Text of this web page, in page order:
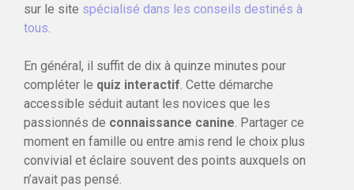
sur le site spécialisé dans les conseils destinés à
tous.
En général, il suffit de dix à quinze minutes pour
compléter le quiz interactif. Cette démarche
accessible séduit autant les novices que les
passionnés de connaissance canine. Partager ce
moment en famille ou entre amis rend le choix plus
convivial et éclaire souvent des points auxquels on
n’avait pas pensé.